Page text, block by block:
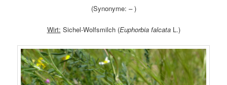
(Synonyme: –)
Wirt: Sichel-Wolfsmilch (Euphorbia falcata L.)